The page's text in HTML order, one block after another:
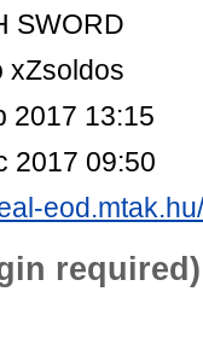
SWORD
xZsoldos
2017 13:15
2017 09:50
required)